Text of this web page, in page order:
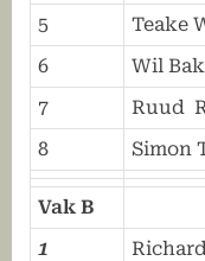
5
Teake
6
Wil
7
Ruud
8
Simon
Vak B
1